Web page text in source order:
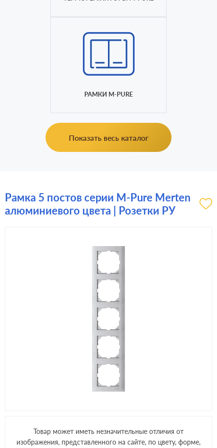
РАМКИ M-PURE
Показать весь каталог
Рамка 5 постов серии M-Pure Merten
алюминиевого цвета | Розетки РУ
Товар может иметь незначительные отличия от
изображения, представленного на сайте, по цвету, форме,